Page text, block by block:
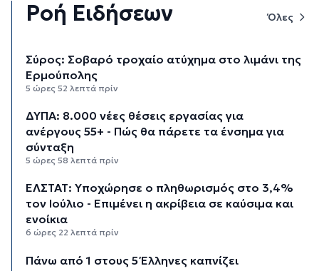
Ροή Ειδήσεων Όλες
Σύρος: Σοβαρό τροχαίο ατύχημα στο λιμάνι της
Ερμούπολης
5 ώρες 52 λεπτά πρίν
ΔΥΠΑ: 8.000 νέες θέσεις εργασίας για
ανέργους 55+ - Πώς θα πάρετε τα ένσημα για
σύνταξη
5 ώρες 58 λεπτά πρίν
ΕΛΣΤΑΤ: Υποχώρησε ο πληθωρισμός στο 3,4%
τον Ιούλιο - Επιμένει η ακρίβεια σε καύσιμα και
ενοίκια
6 ώρες 22 λεπτά πρίν
Πάνω από 1 στους 5 Έλληνες καπνίζει